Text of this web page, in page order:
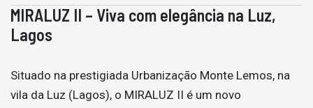
MIRALUZ II – Viva com elegância na Luz,
Lagos
Situado na prestigiada Urbanização Monte Lemos, na
vila da Luz (Lagos), o MIRALUZ II é um novo